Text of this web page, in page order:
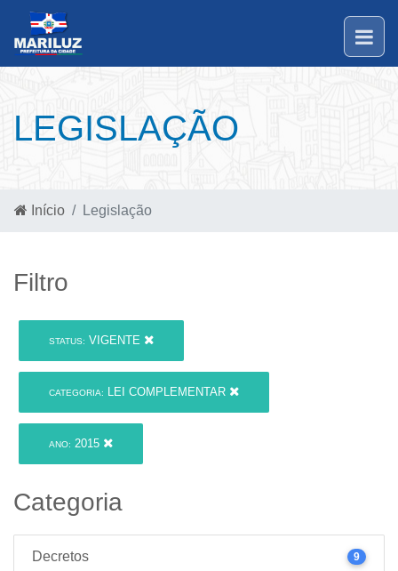
LEGISLAÇÃO
Início Legislação
Filtro
STATUS: VIGENTE
CATEGORIA: LEI COMPLEMENTAR
ANO: 2015
Categoria
Decretos 9